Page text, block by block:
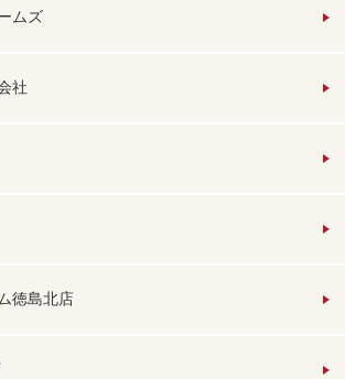
ムズ
社
徳島北店